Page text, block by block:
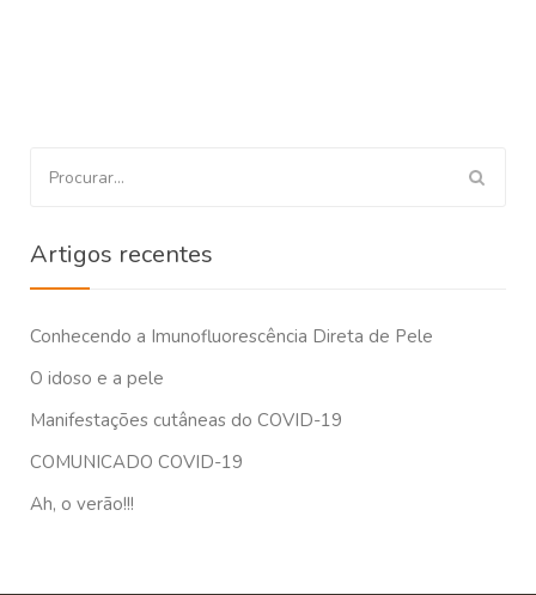
por:
Artigos recentes
Conhecendo a Imunofluorescência Direta de Pele
O idoso e a pele
Manifestações cutâneas do COVID-19
COMUNICADO COVID-19
Ah, o verão!!!